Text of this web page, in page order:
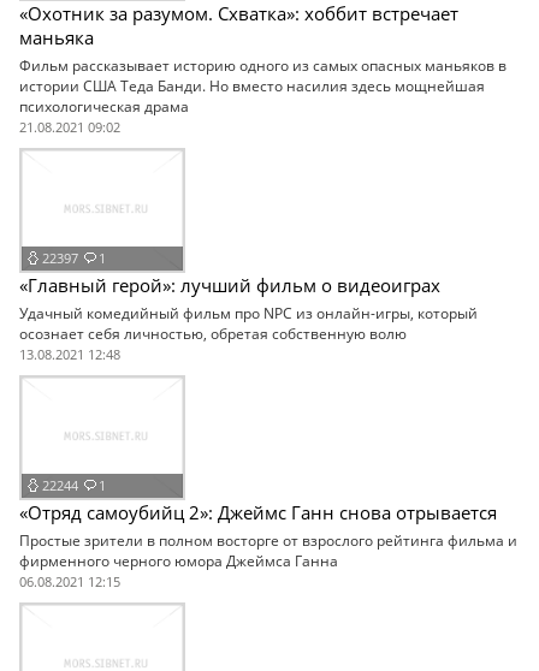
«Охотник за разумом. Схватка»: хоббит встречает
маньяка
Фильм рассказывает историю одного из самых опасных маньяков в
истории США Теда Банди. Но вместо насилия здесь мощнейшая
психологическая драма
21.08.2021 09:02
22397 1
«Главный герой»: лучший фильм о видеоиграх
Удачный комедийный фильм про NPC из онлайн-игры, который
осознает себя личностью, обретая собственную волю
13.08.2021 12:48
22244 1
«Отряд самоубийц 2»: Джеймс Ганн снова отрывается
Простые зрители в полном восторге от взрослого рейтинга фильма и
фирменного черного юмора Джеймса Ганна
06.08.2021 12:15